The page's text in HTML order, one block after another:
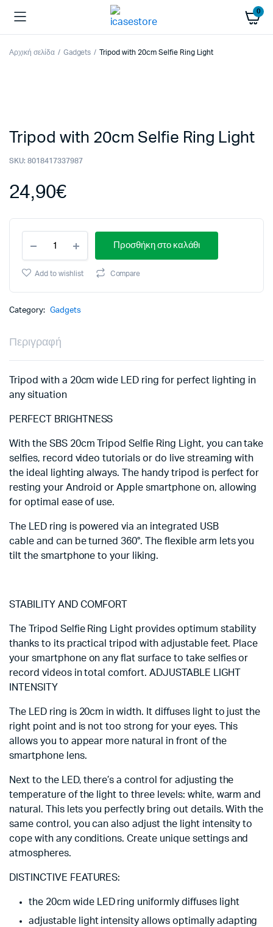
0
Αρχική σελίδα Gadgets Tripod with 20cm Selfie Ring Light
Tripod with 20cm Selfie Ring Light
SKU: 8018417337987
24,90€
with
20cm
Selfie
Light
quantity
Προσθήκη στο καλάθι
Add to wishlist Compare
Category: Gadgets
Περιγραφή
Tripod with a 20cm wide LED ring for perfect lighting in
any situation
PERFECT BRIGHTNESS
With the SBS 20cm Tripod Selfie Ring Light, you can take
selfies, record video tutorials or do live streaming with
the ideal lighting always. The handy tripod is perfect for
resting your Android or Apple smartphone on, allowing
for optimal ease of use.
The LED ring is powered via an integrated USB
cable and can be turned 360°. The flexible arm lets you
tilt the smartphone to your liking.
STABILITY AND COMFORT
The Tripod Selfie Ring Light provides optimum stability
thanks to its practical tripod with adjustable feet. Place
your smartphone on any flat surface to take selfies or
record videos in total comfort. ADJUSTABLE LIGHT
INTENSITY
The LED ring is 20cm in width. It diffuses light to just the
right point and is not too strong for your eyes. This
allows you to appear more natural in front of the
smartphone lens.
Next to the LED, there’s a control for adjusting the
temperature of the light to three levels: white, warm and
natural. This lets you perfectly bring out details. With the
same control, you can also adjust the light intensity to
cope with any conditions. Create unique settings and
atmospheres.
DISTINCTIVE FEATURES:
the 20cm wide LED ring uniformly diffuses light
adjustable light intensity allows optimally adapting